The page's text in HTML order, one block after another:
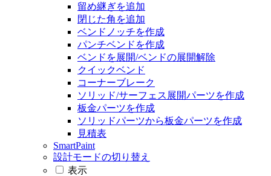
留め継ぎを追加
閉じた角を追加
ベンドノッチを作成
パンチベンドを作成
ベンドを展開/ベンドの展開解除
クイックベンド
コーナーブレーク
ソリッド/サーフェス展開パーツを作成
板金パーツを作成
ソリッドパーツから板金パーツを作成
見積表
SmartPaint
設計モードの切り替え
表示